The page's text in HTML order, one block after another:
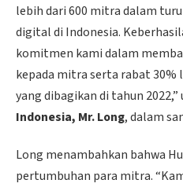
lebih dari 600 mitra dalam
digital di Indonesia.
komitmen kami dalam
kepada mitra serta rabat
yang dibagikan di tahun 2022,”
Indonesia, Mr. Long, dalam
Long menambahkan bahwa
pertumbuhan para mitra.